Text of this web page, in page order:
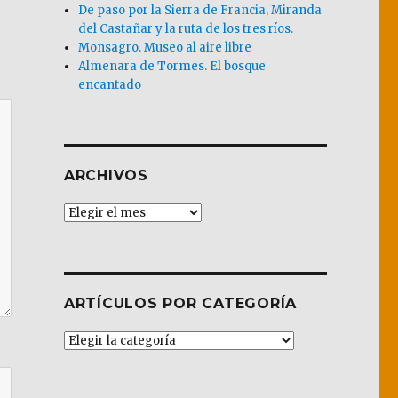
De paso por la Sierra de Francia, Miranda
del Castañar y la ruta de los tres ríos.
Monsagro. Museo al aire libre
Almenara de Tormes. El bosque
encantado
ARCHIVOS
Archivos
ARTÍCULOS POR CATEGORÍA
Artículos